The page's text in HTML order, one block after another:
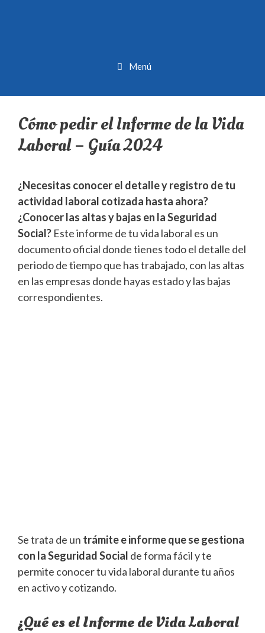
Menú
Cómo pedir el Informe de la Vida
Laboral – Guía 2024
¿Necesitas conocer el detalle y registro de tu
actividad laboral cotizada hasta ahora?
¿Conocer las altas y bajas en la Seguridad
Social? Este informe de tu vida laboral es un
documento oficial donde tienes todo el detalle del
periodo de tiempo que has trabajado, con las altas
en las empresas donde hayas estado y las bajas
correspondientes.
Se trata de un trámite e informe que se gestiona
con la Seguridad Social de forma fácil y te
permite conocer tu vida laboral durante tu años
en activo y cotizando.
¿Qué es el Informe de Vida Laboral